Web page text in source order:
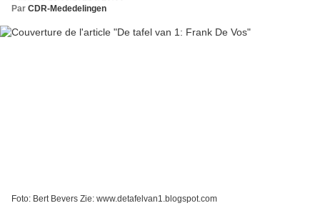
Par CDR-Mededelingen
Foto: Bert Bevers Zie: www.detafelvan1.blogspot.com